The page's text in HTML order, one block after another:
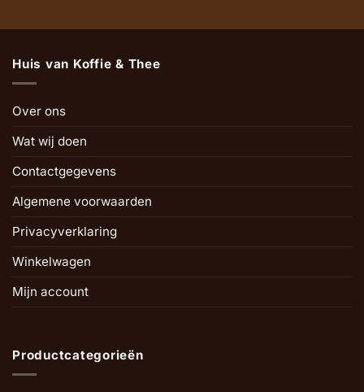
Huis van Koffie & Thee
Over ons
Wat wij doen
Contactgegevens
Algemene voorwaarden
Privacyverklaring
Winkelwagen
Mijn account
Productcategorieën